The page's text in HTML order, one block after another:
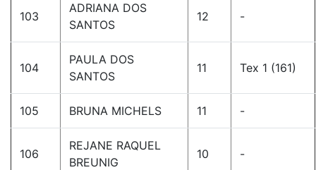
103
ADRIANA DOS
SANTOS
12 -
104
PAULA DOS
SANTOS
11 Tex 1 (161)
105 BRUNA MICHELS 11 -
106
REJANE RAQUEL
BREUNIG
10 -